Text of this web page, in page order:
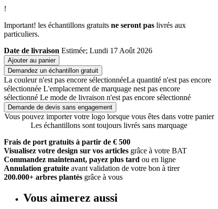
!
Important! les échantillons gratuits ne seront pas livrés aux
particuliers.
Date de livraison Estimée; Lundi 17 Août 2026
Ajouter au panier
Demandez un échantillon gratuit
La couleur n'est pas encore sélectionnéeLa quantité n'est pas encore
sélectionnée L'emplacement de marquage nest pas encore
sélectionné Le mode de livraison n'est pas encore sélectionné
Demande de devis sans engagement
Vous pouvez importer votre logo lorsque vous êtes dans votre panier
Les échantillons sont toujours livrés sans marquage
Frais de port gratuits à partir de € 500
Visualisez votre design sur vos articles grâce à votre BAT
Commandez maintenant, payez plus tard ou en ligne
Annulation gratuite avant validation de votre bon à tirer
200.000+ arbres plantés grâce à vous
Vous aimerez aussi